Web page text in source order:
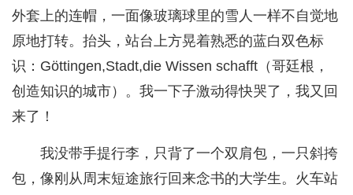
外套上的连帽，一面像玻璃球里的雪人一样不自觉地
原地打转。抬头，站台上方晃着熟悉的蓝白双色标
识：Göttingen,Stadt,die Wissen schafft（哥廷根，
创造知识的城市）。我一下子激动得快哭了，我又回
来了！
我没带手提行李，只背了一个双肩包，一只斜挎
包，像刚从周末短途旅行回来念书的大学生。火车站